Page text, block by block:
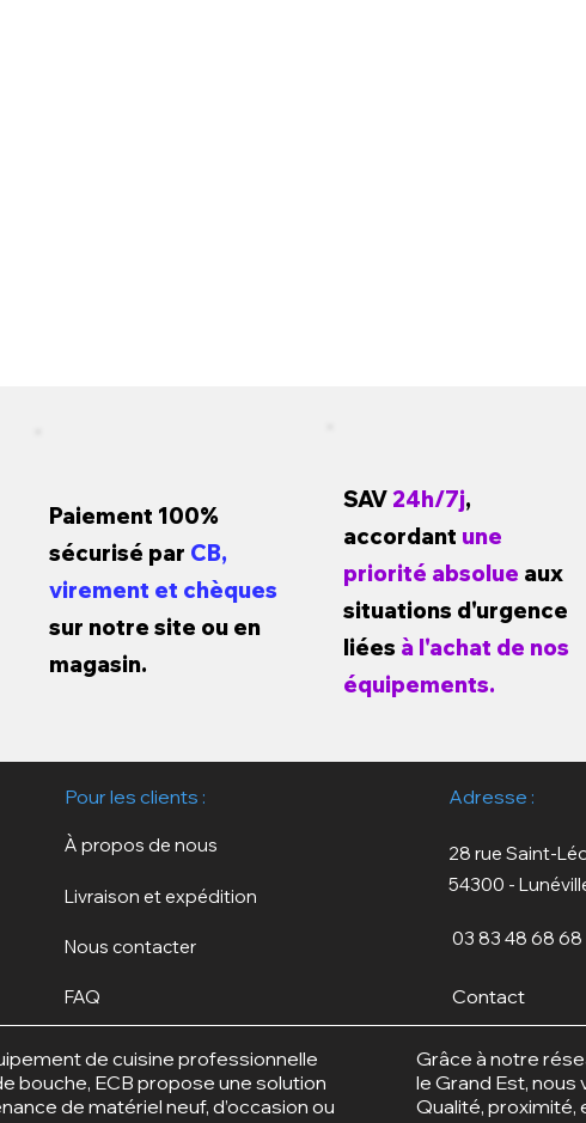
Paiement 100%
sécurisé par CB,
virement et chèques
sur notre site ou en
magasin.
SAV 24h/7j,
accordant une
priorité absolue aux
situations d'urgence
liées à l'achat de nos
équipements.
Pour les clients :
À propos de nous
Livraison et expédition
Nous contacter
FAQ
Adresse :
28 rue Saint-
54300 -
03 83 48 68 68
Contact
Grâce à notre
le Grand Est,
Qualité, proximité,
de cuisine professionnelle
bouche, ECB propose une solution
de matériel neuf, d’occasion ou